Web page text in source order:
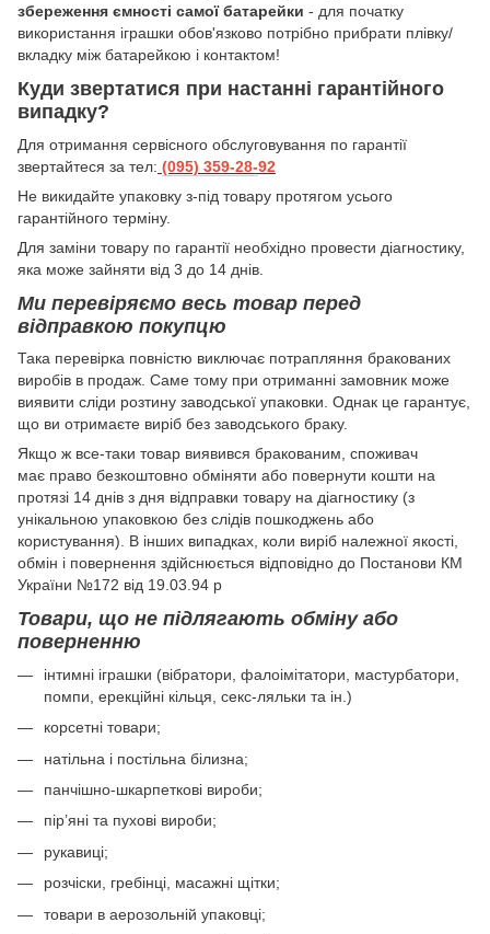
збереження ємності самої батарейки - для початку
використання іграшки обов'язково потрібно прибрати плівку/
вкладку між батарейкою і контактом!
Куди звертатися при настанні гарантійного
випадку?
Для отримання сервісного обслуговування по гарантії
звертайтеся за тел: (095) 359-28-92
Hе викидайте упаковку з-під товару протягом усього
гарантійного терміну.
Для заміни товару по гарантії необхідно провести діагностику,
яка може зайняти від 3 до 14 днів.
Ми перевіряємо весь товар перед
відправкою покупцю
Така перевірка повністю виключає потрапляння бракованих
виробів в продаж. Саме тому при отриманні замовник може
виявити сліди розтину заводської упаковки. Однак це гарантує,
що ви отримаєте виріб без заводського браку.
Якщо ж все-таки товар виявився бракованим, споживач
має право безкоштовно обміняти або повернути кошти на
протязі 14 днів з дня відправки товару на діагностику (з
унікальною упаковкою без слідів пошкоджень або
користування). В інших випадках, коли виріб належної якості,
обмін і повернення здійснюється відповідно до Постанови КМ
України №172 від 19.03.94 р
Товари, що не підлягають обміну або
поверненню
інтимні іграшки (вібратори, фалоімітатори, мастурбатори,
помпи, ерекційні кільця, секс-ляльки та ін.)
корсетні товари;
натільна і постільна білизна;
панчішно-шкарпеткові вироби;
пір’яні та пухові вироби;
рукавиці;
розчіски, гребінці, масажні щітки;
товари в аерозольній упаковці;